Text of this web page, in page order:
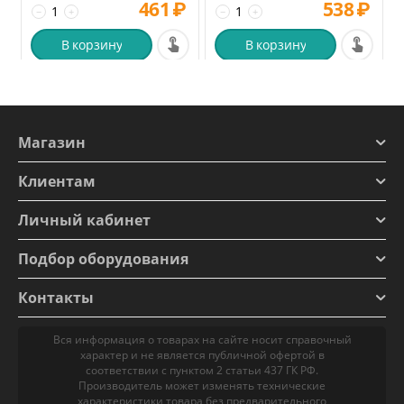
+
− 461 ₽
В корзину
+
− 538₽
В корзину
Магазин
Клиентам
Личный кабинет
Подбор оборудования
Контакты
Вся информация о товарах на сайте носит справочный
характер и не является публичной офертой в
соответствии с пунктом 2 статьи 437 ГК РФ.
Производитель может изменять технические
характеристики товара без предварительного